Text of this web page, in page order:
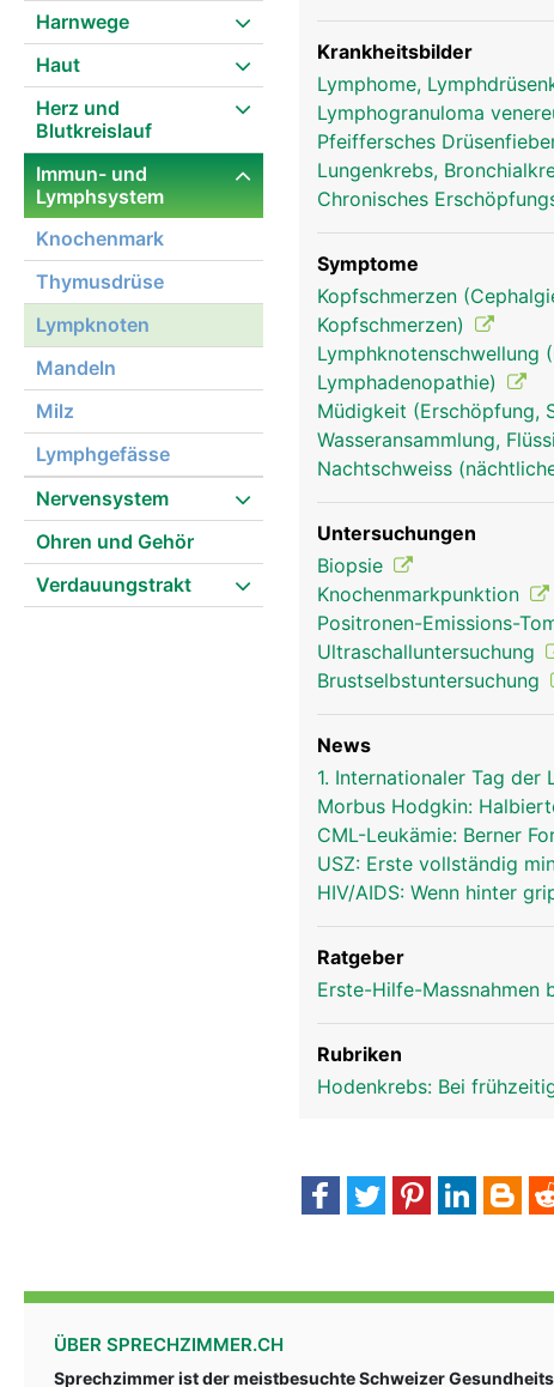
Harnwege
Haut
Herz und
Blutkreislauf
Immun- und
Lymphsystem
Knochenmark
Thymusdrüse
Lympknoten
Mandeln
Milz
Lymphgefässe
Nervensystem
Ohren und Gehör
Verdauungstrakt
lympknoten frau
Krankheitsbilder
Lymphome,
Lymphogranuloma
Pfeiffersches
Lungenkrebs,
Chronisches
Symptome
Kopfschmerzen
Kopfschmerzen)
Lymphknotenschwellung
Lymphadenopathie)
Müdigkeit (Erschöpfung,
Wasseransammlung,
Nachtschweiss
Untersuchungen
Biopsie
Knochenmarkpunktion
Positronen-Emissions-
Ultraschalluntersuchung
Brustselbstuntersuchung
News
1. Internationaler Tag der
Morbus Hodgkin:
CML-Leukämie: Berner
USZ: Erste vollständig
HIV/AIDS: Wenn hinter
Ratgeber
Erste-Hilfe-Massnahmen
Rubriken
Hodenkrebs: Bei
ÜBER SPRECHZIMMER.CH
Sprechzimmer ist der meistbesuchte Schweizer